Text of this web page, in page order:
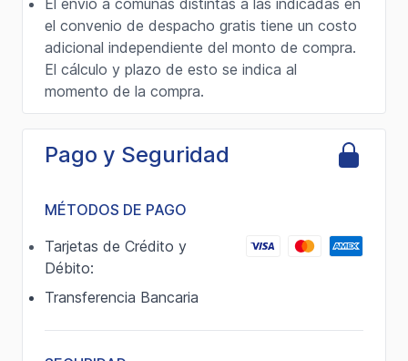
el convenio de despacho gratis tiene un costo
adicional independiente del monto de compra.
El cálculo y plazo de esto se indica al
momento de la compra.
Pago y Seguridad
MÉTODOS DE PAGO
Tarjetas de Crédito y
Débito:
Transferencia Bancaria